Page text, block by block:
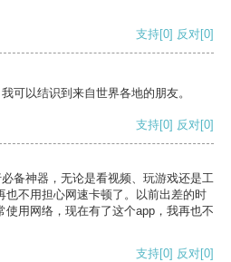
支持[0] 反对[0]
可以结识到来自世界各地的朋友。
支持[0] 反对[0]
备神器，无论是看视频、玩游戏还是工
也不用担心网速卡顿了。以前出差的时
用网络，现在有了这个app，我再也不
支持[0] 反对[0]